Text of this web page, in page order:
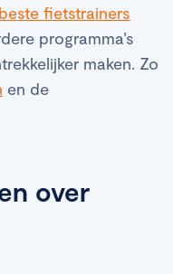
fietstrainers
programma’s
maken. Zo
en de
over